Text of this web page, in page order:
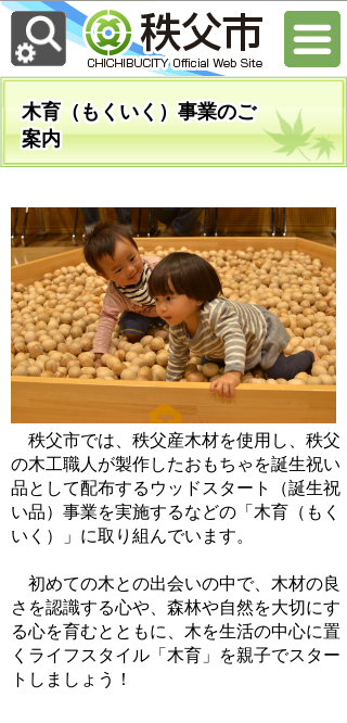
木育（もくいく）事業のご
案内
秩父市では、秩父産木材を使用し、秩父
の木工職人が製作したおもちゃを誕生祝い
品として配布するウッドスタート（誕生祝
い品）事業を実施するなどの「木育（もく
いく）」に取り組んでいます。
初めての木との出会いの中で、木材の良
さを認識する心や、森林や自然を大切にす
る心を育むとともに、木を生活の中心に置
くライフスタイル「木育」を親子でスター
トしましょう！